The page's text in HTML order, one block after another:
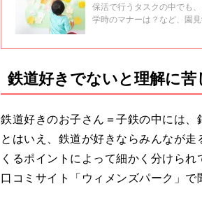
保活で行うタスクの中でも
学時のマナーは？など、園
鉄道好きでないと理解に苦
鉄道好きのお子さん＝子鉄の中には、
とはいえ、鉄道が好きならみんなが
くるポイントによって細かく分けられ
口コミサイト「ウィメンズパーク」